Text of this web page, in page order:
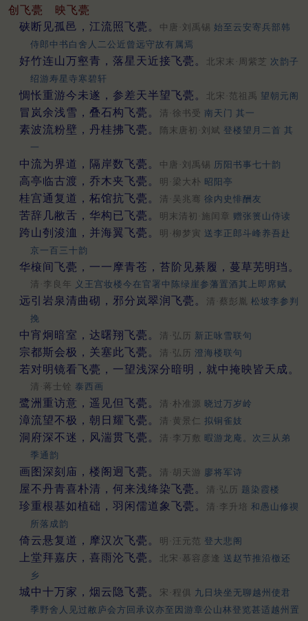
创飞甍
映飞甍
硖断见孤邑，江流照飞甍。
中唐·刘禹锡 始至云安寄兵部韩
侍郎中书白舍人二公近曾远守故有属焉
好竹连山万壑青，落星天近接飞甍。 北宋末·周紫芝 次韵子
绍游寿星寺寒碧轩
惆怅重游今未遂，参差天半望飞甍。 北宋·范祖禹 望朝元阁
冒岚余浅雪，叠石构飞甍。 清·徐书受 南天门 其一
素波流粉壁，丹桂拂飞甍。 隋末唐初·刘斌 登楼望月二首 其
一
中流为界道，隔岸数飞甍。 中唐·刘禹锡 历阳书事七十韵
高亭临古渡，乔木夹飞甍。 明·梁大朴 昭阳亭
桂宫通复道，柘馆抗飞甍。 清·吴兆骞 徐内史悱酬友
苦辞几敝舌，华构已飞甍。 明末清初·施闰章 赠张篑山侍读
跨山刳浚洫，并海翼飞甍。 明·柳梦寅 送李正郎斗峰养吾赴
京一百三十韵
华榱间飞甍，一一摩青苍，苔阶见綦履，蔓草芜明珰。
清·李良年 义王宫妆楼今在官署中陈绿崖参藩置酒其上即席赋
远引岩泉清曲砌，邪分岚翠润飞甍。 清·蔡彭胤 松坡李参判
挽
中宵炯暗室，达曙翔飞甍。 清·弘历 新正咏雪联句
宗都斯会极，关塞此飞甍。 清·弘历 澄海楼联句
若对明镜看飞甍，一望浅深分暗明，就中掩映皆天成。
清·蒋士铨 泰西画
鹭洲重访意，遥见但飞甍。 清·朴准源 晓过万岁岭
漳流望不极，朝日耀飞甍。 清·黄景仁 拟铜雀妓
洞府深不迷，风湍贯飞甍。 清·李万敷 暇游龙庵。次三从弟
季通韵
画图深刻庙，楼阁迥飞甍。 清·胡天游 廖将军诗
屋不丹青喜朴清，何来浅绛染飞甍。 清·弘历 题染霞楼
珍重根基如植础，羽闲儒道象飞甍。 清·李升培 和愚山修禊
所落成韵
倚云悬复道，摩汉次飞甍。 明·汪元范 登大悲阁
上堂拜嘉庆，喜雨沦飞甍。 北宋·慕容彦逢 送赵节推沿檄还
乡
城中十万家，烟云隐飞甍。 宋·程俱 九日块坐无聊越州使君
季野舍人见过敝庐会方回承议亦至因游章公山林登览甚适越州置